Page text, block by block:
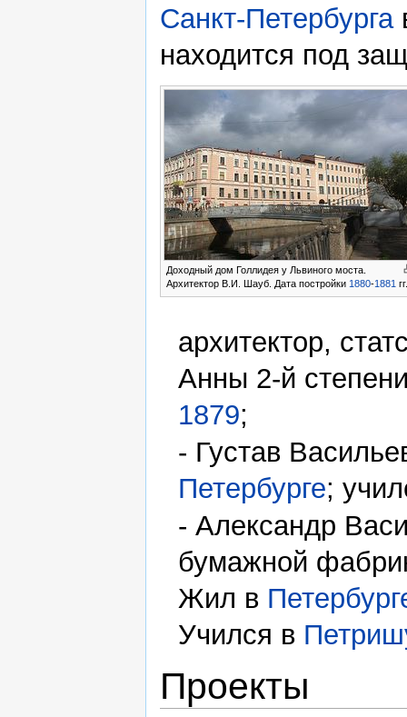
Санкт-Петербурга
находится под
Доходный дом Голлидея у Львиного моста.
Архитектор В.И. Шауб. Дата постройки 1880-1881 гг.
архитектор,
Анны 2-й
1879;
- Густав
Петербурге;
- Александр
бумажной
Жил в
Учился в
Проекты